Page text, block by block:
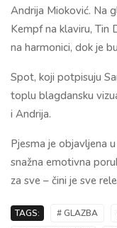
Andrija Mioković. Na
Kempf na klaviru, Tin
na harmonici, dok je
Spot, koji potpisuju
toplu blagdansku
i Andrija.
Pjesma je objavljena
snažna emotivna
za sve – čini je sve
TAGS: # GLAZBA